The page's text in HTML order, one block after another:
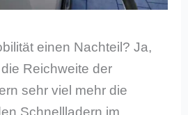
einen Nachteil? Ja,
Reichweite der
sehr viel mehr die
Schnellladern im